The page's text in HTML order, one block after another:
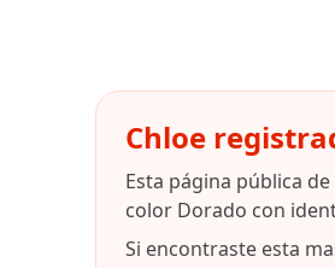
Chloe
Esta página pública
color Dorado con
Si encontraste esta